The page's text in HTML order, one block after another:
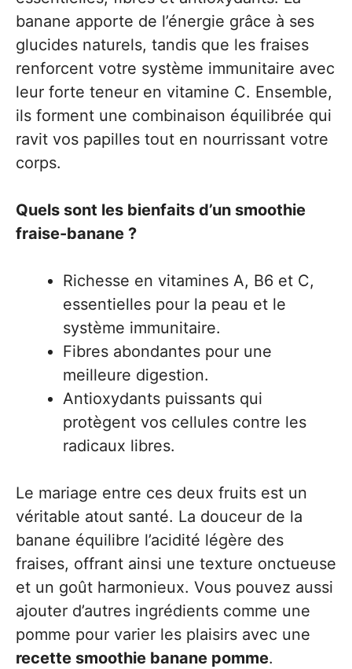
banane apporte de l’énergie grâce à ses
glucides naturels, tandis que les fraises
renforcent votre système immunitaire avec
leur forte teneur en vitamine C. Ensemble,
ils forment une combinaison équilibrée qui
ravit vos papilles tout en nourrissant votre
corps.
Quels sont les bienfaits d’un smoothie
fraise-banane ?
Richesse en vitamines A, B6 et C,
essentielles pour la peau et le
système immunitaire.
Fibres abondantes pour une
meilleure digestion.
Antioxydants puissants qui
protègent vos cellules contre les
radicaux libres.
Le mariage entre ces deux fruits est un
véritable atout santé. La douceur de la
banane équilibre l’acidité légère des
fraises, offrant ainsi une texture onctueuse
et un goût harmonieux. Vous pouvez aussi
ajouter d’autres ingrédients comme une
pomme pour varier les plaisirs avec une
recette smoothie banane pomme.